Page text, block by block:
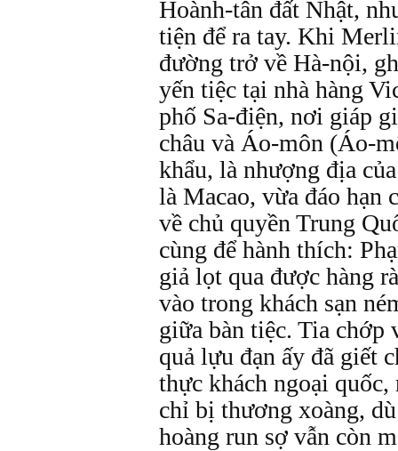
Hoành-tân đất Nhật,
tiện để ra tay. Khi
đường trở về Hà-nội,
yến tiệc tại nhà hàng
phố Sa-điện, nơi giáp
châu và Áo-môn (Áo-
khẩu, là nhượng địa
là Macao, vừa đáo hạn
về chủ quyền Trung
cùng để hành thích:
giả lọt qua được hàng
vào trong khách sạn
giữa bàn tiệc. Tia chớp
quả lựu đạn ấy đã giết
thực khách ngoại
chỉ bị thương xoàng,
hoàng run sợ vẫn còn